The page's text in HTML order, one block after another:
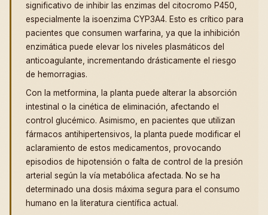
significativo de inhibir las enzimas del citocromo P450,
especialmente la isoenzima CYP3A4. Esto es crítico para
pacientes que consumen warfarina, ya que la inhibición
enzimática puede elevar los niveles plasmáticos del
anticoagulante, incrementando drásticamente el riesgo
de hemorragias.
Con la metformina, la planta puede alterar la absorción
intestinal o la cinética de eliminación, afectando el
control glucémico. Asimismo, en pacientes que utilizan
fármacos antihipertensivos, la planta puede modificar el
aclaramiento de estos medicamentos, provocando
episodios de hipotensión o falta de control de la presión
arterial según la vía metabólica afectada. No se ha
determinado una dosis máxima segura para el consumo
humano en la literatura científica actual.